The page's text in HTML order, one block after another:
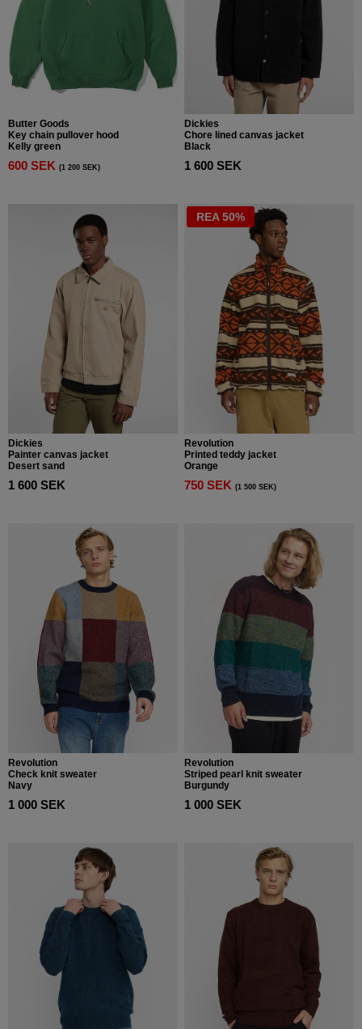
Butter Goods
Key chain pullover hood
Kelly green
600 SEK (1 200 SEK)
Dickies
Chore lined canvas jacket
Black
1 600 SEK
Dickies
Painter canvas jacket
Desert sand
1 600 SEK
REA 50%
Revolution
Printed teddy jacket
Orange
750 SEK (1 500 SEK)
Revolution
Check knit sweater
Navy
1 000 SEK
Revolution
Striped pearl knit sweater
Burgundy
1 000 SEK